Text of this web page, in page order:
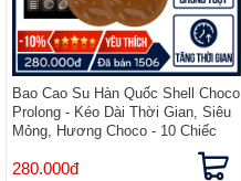
Bao Cao Su Hàn Quốc Shell Choco
Prolong - Kéo Dài Thời Gian, Siêu
Mỏng, Hương Choco - 10 Chiếc
280.000đ